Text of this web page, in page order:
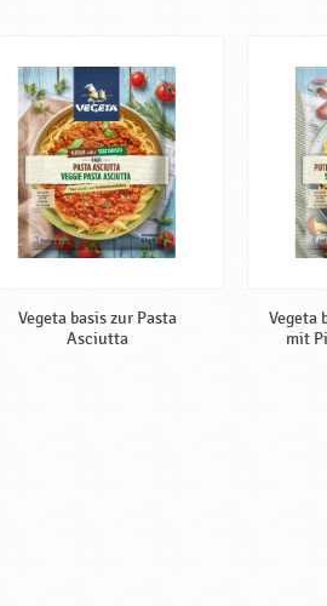
Vegeta basis zur Pasta
Asciutta
Vegeta
mit